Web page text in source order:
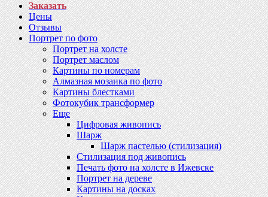
Заказать
Цены
Отзывы
Портрет по фото
Портрет на холсте
Портрет маслом
Картины по номерам
Алмазная мозаика по фото
Картины блестками
Фотокубик трансформер
Еще
Цифровая живопись
Шарж
Шарж пастелью (стилизация)
Стилизация под живопись
Печать фото на холсте в Ижевске
Портрет на дереве
Картины на досках